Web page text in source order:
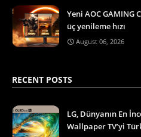
Yeni AOC GAMING
üç yenileme hızı
August 06, 2026
RECENT POSTS
LG, Dünyanın En
Wallpaper TV’yi